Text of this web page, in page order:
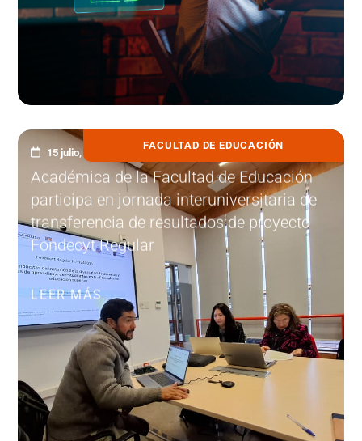
FACULTAD DE EDUCACIÓN
15 julio, 2026
Académica de la Facultad de Educación
participa en jornada interuniversitaria de
transferencia de resultados de proyecto
Fondecyt Regular
LEER MÁS